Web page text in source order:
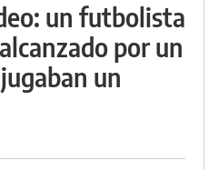
un futbolista
por un
un